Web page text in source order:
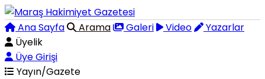
Ana Sayfa Arama Galeri Video
Yazarlar
Üyelik
Üye Girişi
Yayın/Gazete